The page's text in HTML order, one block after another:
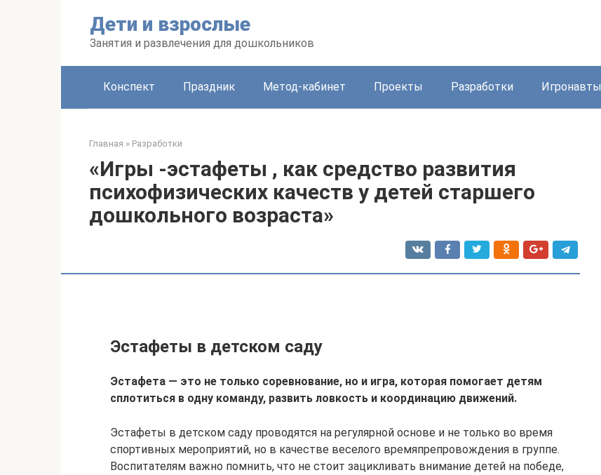
Дети и взрослые
Занятия и развлечения для дошкольников
Конспект Праздник Метод-кабинет Проекты Разработки Игронавты
Главная » Разработки
«Игры -эстафеты , как средство развития
психофизических качеств у детей старшего
дошкольного возраста»
Эстафеты в детском саду
Эстафета — это не только соревнование, но и игра, которая помогает детям
сплотиться в одну команду, развить ловкость и координацию движений.
Эстафеты в детском саду проводятся на регулярной основе и не только во время
спортивных мероприятий, но в качестве веселого времяпрепровождения в группе.
Воспитателям важно помнить, что не стоит зацикливать внимание детей на победе,